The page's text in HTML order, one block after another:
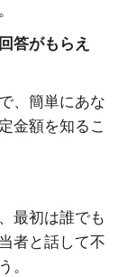
答がもらえ
、簡単にあな
金額を知るこ
最初は誰でも
者と話して不
。